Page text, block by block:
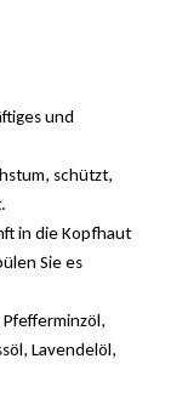
und
schützt,
in die Kopfhaut
Sie es
Pfefferminzöl,
Lavendelöl,